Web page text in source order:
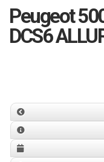
Peugeot
DCS6